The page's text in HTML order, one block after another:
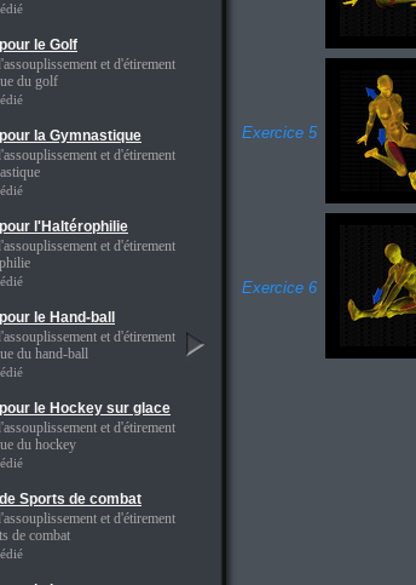
le Golf
et d'étirement
du golf
la Gymnastique
et d'étirement
l'Haltérophilie
et d'étirement
le Hand-ball
et d'étirement
du hand-ball
le Hockey sur glace
et d'étirement
du hockey
Sports de combat
et d'étirement
de combat
Exercice 5
Exercice 6